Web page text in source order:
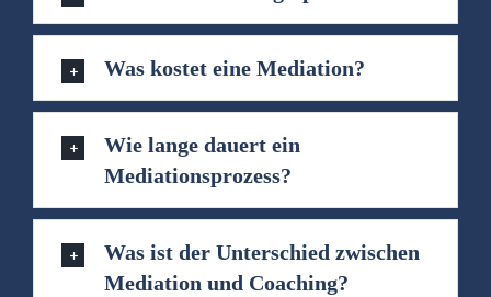
Was kostet eine Mediation?
Wie lange dauert ein
Mediationsprozess?
Was ist der Unterschied zwischen
Mediation und Coaching?